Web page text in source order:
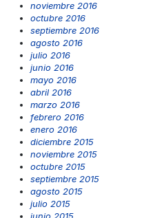
noviembre 2016
octubre 2016
septiembre 2016
agosto 2016
julio 2016
junio 2016
mayo 2016
abril 2016
marzo 2016
febrero 2016
enero 2016
diciembre 2015
noviembre 2015
octubre 2015
septiembre 2015
agosto 2015
julio 2015